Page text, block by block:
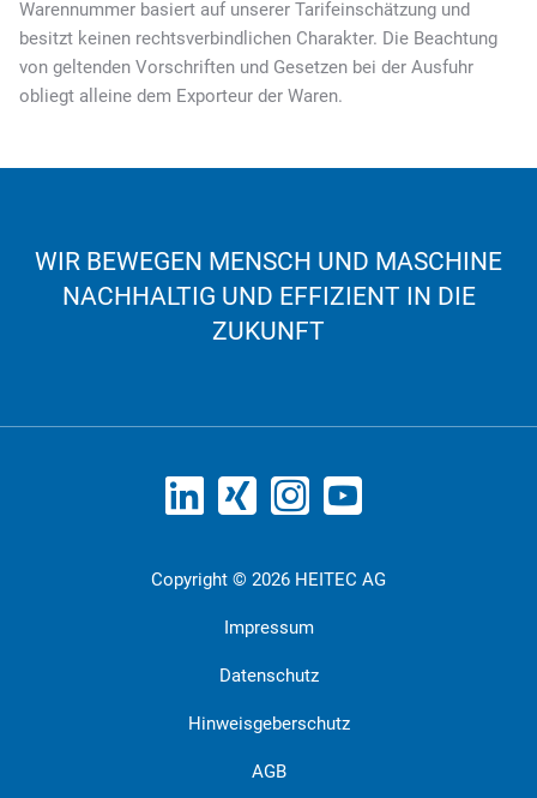
Warennummer basiert auf unserer Tarifeinschätzung und
besitzt keinen rechtsverbindlichen Charakter. Die Beachtung
von geltenden Vorschriften und Gesetzen bei der Ausfuhr
obliegt alleine dem Exporteur der Waren.
WIR BEWEGEN MENSCH UND MASCHINE
NACHHALTIG UND EFFIZIENT IN DIE
ZUKUNFT
Copyright © 2026 HEITEC AG
Impressum
Datenschutz
Hinweisgeberschutz
AGB